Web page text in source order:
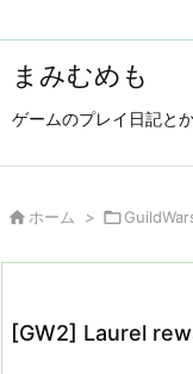
まみむめも
ゲームのプレイ日記と
 ホーム > 
[GW2] Laurel